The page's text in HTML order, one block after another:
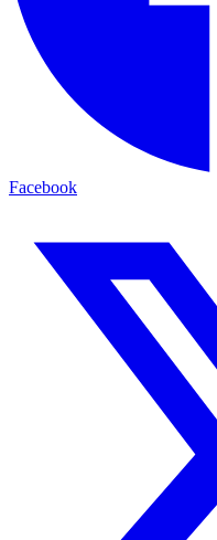
Facebook